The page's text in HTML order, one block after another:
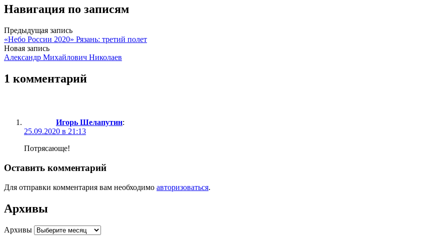
Навигация по записям
Предыдущая запись
«Небо России 2020» Рязань: третий полет
Новая запись
Александр Михайлович Николаев
1 комментарий
Игорь Шелапутин:
25.09.2020 в 21:13
Потрясающе!
Оставить комментарий
Для отправки комментария вам необходимо авторизоваться.
Архивы
Архивы